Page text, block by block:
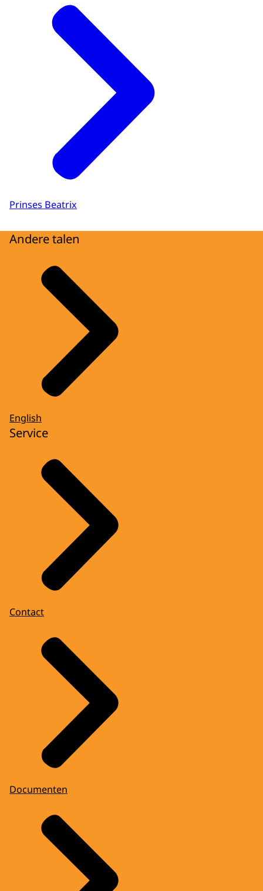
Prinses Beatrix
Andere talen
English
Service
Contact
Documenten